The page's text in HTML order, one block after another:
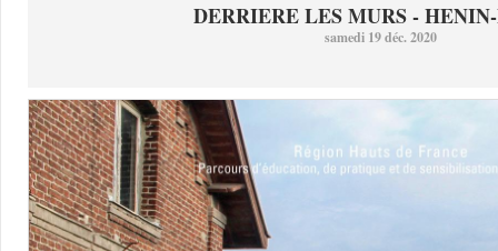
DERRIERE LES MURS -
samedi 19 déc. 2020